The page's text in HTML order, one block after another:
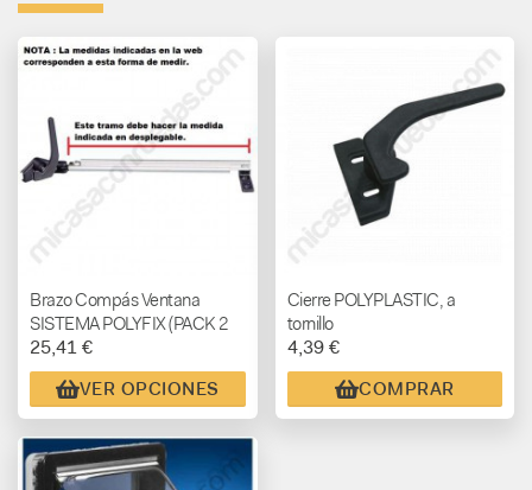
Brazo Compás Ventana
SISTEMA POLYFIX (PACK 2
UNID.)
25,41 €
VER OPCIONES
Cierre POLYPLASTIC, a
tornillo
4,39 €
COMPRAR